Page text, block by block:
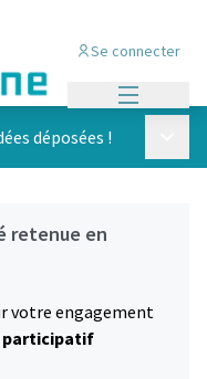
Se connecter
déposées !
retenue en
votre engagement
participatif